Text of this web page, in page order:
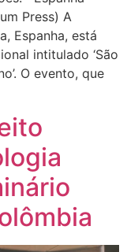
Press) A
Espanha, está
intitulado ‘São
O evento, que